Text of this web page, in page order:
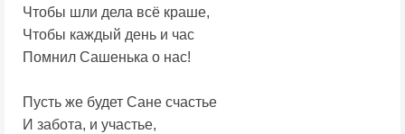
Чтобы шли дела всё краше,
Чтобы каждый день и час
Помнил Сашенька о нас!
Пусть же будет Сане счастье
И забота, и участье,